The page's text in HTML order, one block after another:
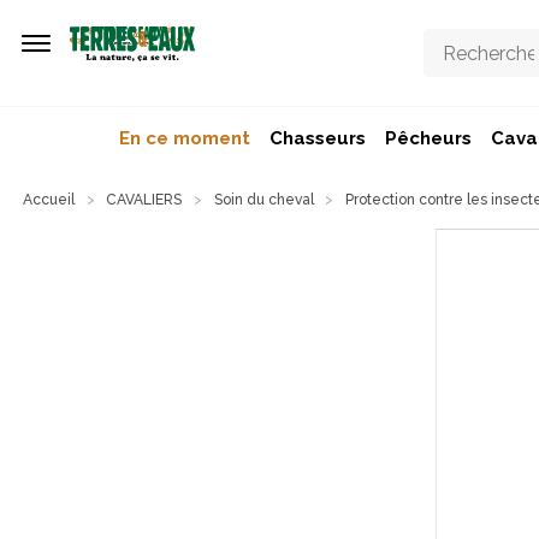
En ce moment Chasseurs Pêcheurs
Accueil CAVALIERS Soin du cheval Protection contre les